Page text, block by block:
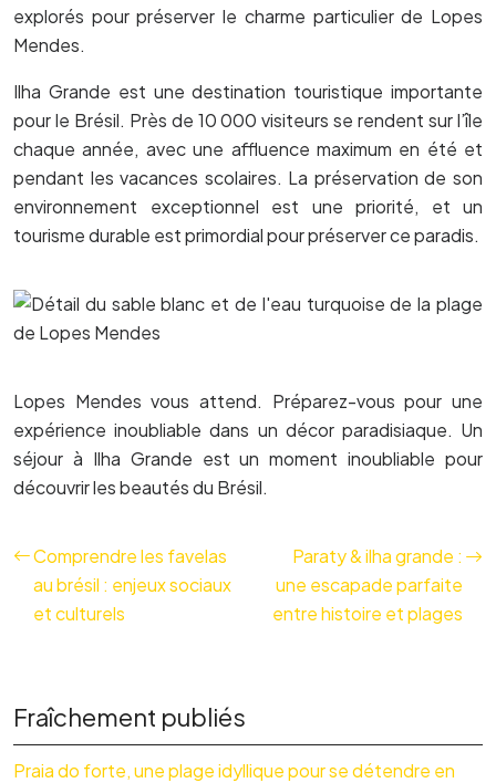
explorés pour préserver le charme particulier de Lopes
Mendes.
Ilha Grande est une destination touristique importante
pour le Brésil. Près de 10 000 visiteurs se rendent sur l’île
chaque année, avec une affluence maximum en été et
pendant les vacances scolaires. La préservation de son
environnement exceptionnel est une priorité, et un
tourisme durable est primordial pour préserver ce paradis.
Lopes Mendes vous attend. Préparez-vous pour une
expérience inoubliable dans un décor paradisiaque. Un
séjour à Ilha Grande est un moment inoubliable pour
découvrir les beautés du Brésil.
Comprendre les favelas
au brésil : enjeux sociaux
et culturels
Paraty & ilha grande :
une escapade parfaite
entre histoire et plages
Fraîchement publiés
Praia do forte, une plage idyllique pour se détendre en